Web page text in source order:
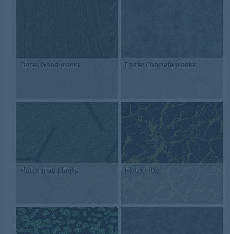
Flotex Wood planks Flotex Concrete planks
Flotex Triad planks Flotex Tibor